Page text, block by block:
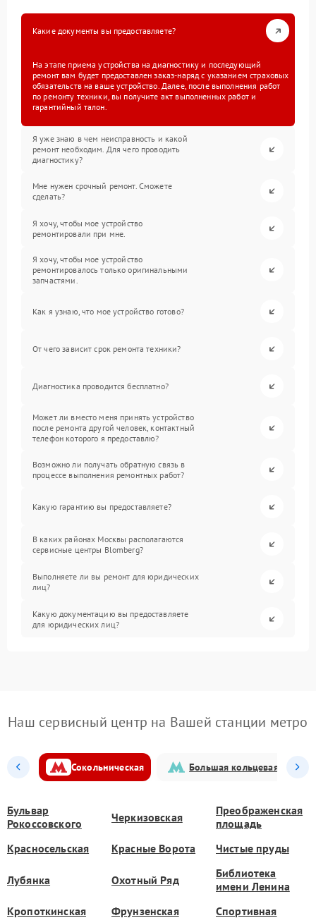
Какие документы вы предоставляете?
На этапе приема устройства на диагностику и последующий
ремонт вам будет предоставлен заказ-наряд с указанием страховых
обязательств на ваше устройство. Далее, после выполнения работ
по ремонту техники, вы получите акт выполненных работ и
гарантийный талон.
Я уже знаю в чем неисправность и какой
ремонт необходим. Для чего проводить
диагностику?
Мне нужен срочный ремонт. Сможете
сделать?
Я хочу, чтобы мое устройство
ремонтировали при мне.
Я хочу, чтобы мое устройство
ремонтировалось только оригинальными
запчастями.
Как я узнаю, что мое устройство готово?
От чего зависит срок ремонта техники?
Диагностика проводится бесплатно?
Может ли вместо меня принять устройство
после ремонта другой человек, контактный
телефон которого я предоставлю?
Возможно ли получать обратную связь в
процессе выполнения ремонтных работ?
Какую гарантию вы предоставляете?
В каких районах Москвы располагаются
сервисные центры Blomberg?
Выполняете ли вы ремонт для юридических
лиц?
Какую документацию вы предоставляете
для юридических лиц?
Наш сервисный центр на Вашей станции метро
Сокольническая Большая кольцевая
Бульвар
Рокоссовского
Черкизовская
Преображенская
площадь
Красносельская
Красные Ворота Чистые пруды
Лубянка Охотный Ряд
Библиотека
имени Ленина
Кропоткинская
Фрунзенская Спортивная